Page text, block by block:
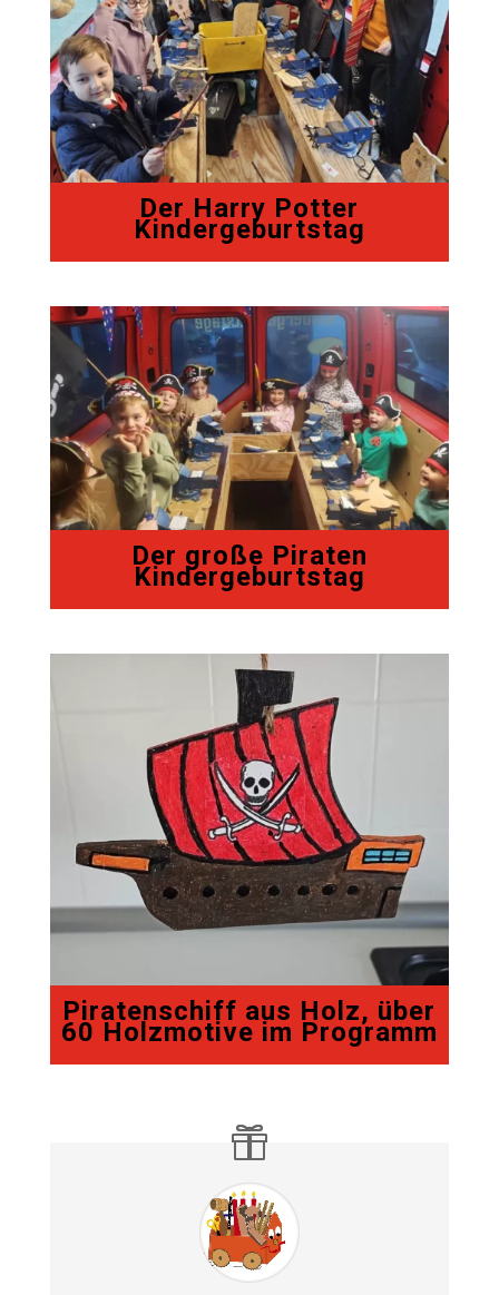
Der Harry Potter
Kindergeburtstag
Der große Piraten
Kindergeburtstag
Piratenschiff aus Holz, über
60 Holzmotive im Programm